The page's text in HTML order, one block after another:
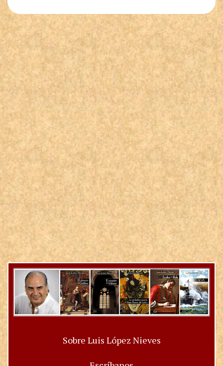
Sobre Luis López Nieves